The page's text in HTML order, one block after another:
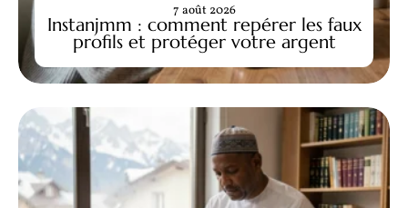
Instanjmm : comment repérer les faux
profils et protéger votre argent
7 août 2026